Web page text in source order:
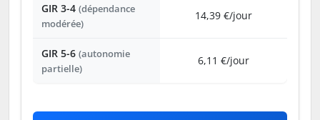
GIR 3-4 (dépendance
modérée)
14,39 €/jour
GIR 5-6 (autonomie
partielle)
6,11 €/jour